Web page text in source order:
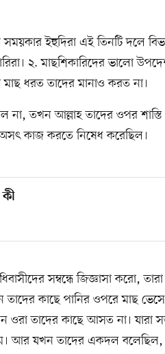
ইহুদিরা এই তিনটি দলে
২. মাছশিকারিদের ভালো
ধরত তাদের মানাও করত না।
তখন আল্লাহ তাদের ওপর শাস্তি
অসৎ কাজ করতে নিষেধ করেছিল।
সম্বন্ধে জিজ্ঞাসা করো, তারা
কাছে পানির ওপরে মাছ
ওরা তাদের কাছে আসত না। যারা
আর যখন তাদের একদল বলেছিল,